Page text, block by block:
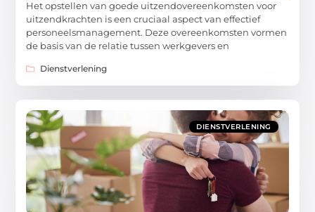
Het opstellen van goede uitzendovereenkomsten voor
uitzendkrachten is een cruciaal aspect van effectief
personeelsmanagement. Deze overeenkomsten vormen
de basis van de relatie tussen werkgevers en
Dienstverlening
DIENSTVERLENING